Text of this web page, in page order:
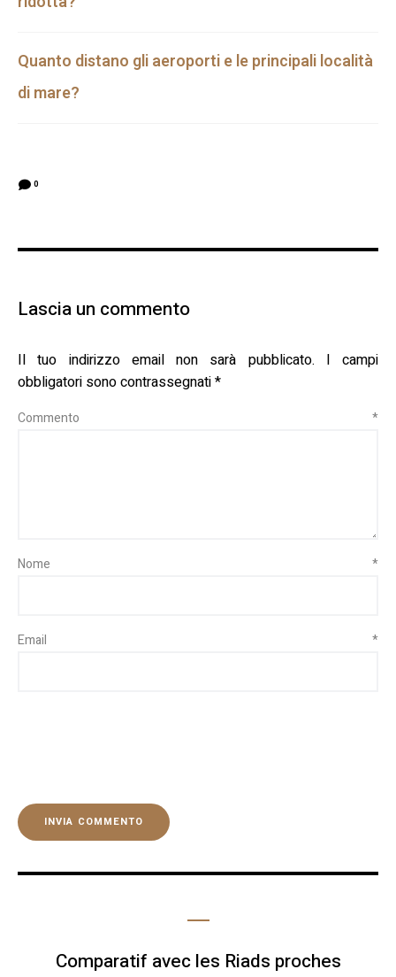
Quanto distano gli aeroporti e le principali località
di mare?
0
Lascia un commento
Il tuo indirizzo email non sarà pubblicato.
I campi
obbligatori sono contrassegnati*
Commento *
Nome *
Email *
Comparatif avec les Riads proches